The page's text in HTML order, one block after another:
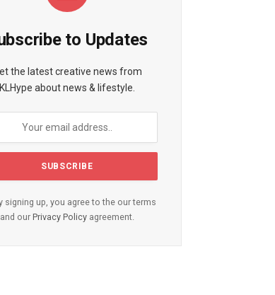
to Updates
the latest creative news from
KLHype about news & lifestyle.
signing up, you agree to the our terms
and our Privacy Policy agreement.